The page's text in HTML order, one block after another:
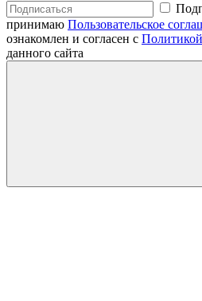
принимаю Пользовательское
ознакомлен и согласен с
данного сайта